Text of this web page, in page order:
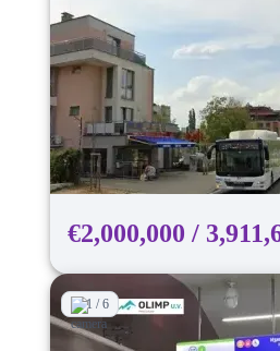
€2,000,000 /
1 / 6